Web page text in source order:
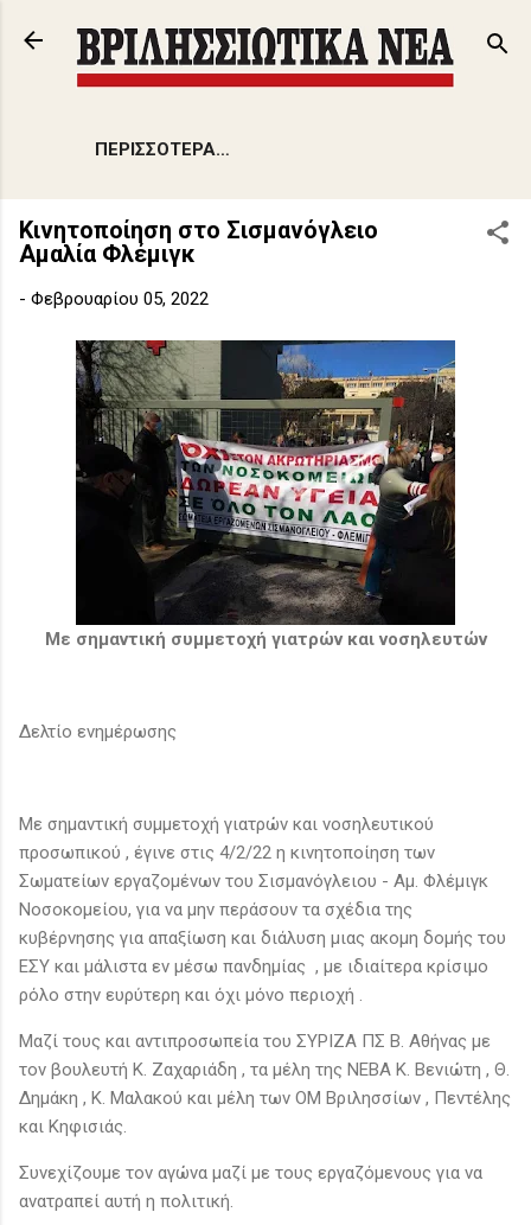
Μετάβαση στο κύριο περιεχόμενο
ΠΕΡΙΣΣΌΤΕΡΑ…
Κινητοποίηση στο Σισμανόγλειο
Αμαλία Φλέμιγκ
- Φεβρουαρίου 05, 2022
Με σημαντική συμμετοχή γιατρών και νοσηλευτών
Δελτίο ενημέρωσης
Με σημαντική συμμετοχή γιατρών και νοσηλευτικού
προσωπικού , έγινε στις 4/2/22 η κινητοποίηση των
Σωματείων εργαζομένων του Σισμανόγλειου - Αμ. Φλέμιγκ
Νοσοκομείου, για να μην περάσουν τα σχέδια της
κυβέρνησης για απαξίωση και διάλυση μιας ακομη δομής του
ΕΣΥ και μάλιστα εν μέσω πανδημίας , με ιδιαίτερα κρίσιμο
ρόλο στην ευρύτερη και όχι μόνο περιοχή .
Μαζί τους και αντιπροσωπεία του ΣΥΡΙΖΑ ΠΣ Β. Αθήνας με
τον βουλευτή Κ. Ζαχαριάδη , τα μέλη της ΝΕΒΑ Κ. Βενιώτη , Θ.
Δημάκη , Κ. Μαλακού και μέλη των ΟΜ Βριλησσίων , Πεντέλης
και Κηφισιάς.
Συνεχίζουμε τον αγώνα μαζί με τους εργαζόμενους για να
ανατραπεί αυτή η πολιτική.